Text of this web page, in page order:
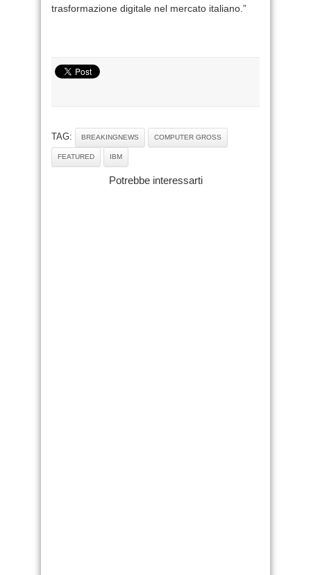
trasformazione digitale nel mercato italiano.”
TAG: BREAKINGNEWS COMPUTER GROSS
FEATURED IBM
Potrebbe interessarti